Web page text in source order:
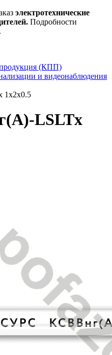
электротехнические
Подробности
продукция (КПП)
и видеонаблюдения
1х2х0.5
LSLTx